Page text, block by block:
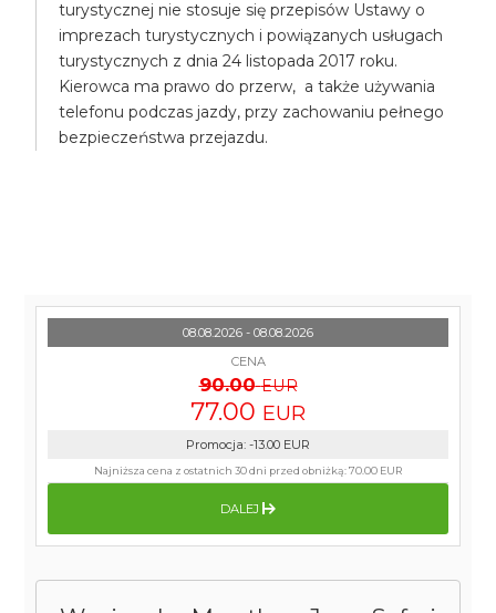
turystycznej nie stosuje się przepisów Ustawy o
imprezach turystycznych i powiązanych usługach
turystycznych z dnia 24 listopada 2017 roku.
Kierowca ma prawo do przerw, a także używania
telefonu podczas jazdy, przy zachowaniu pełnego
bezpieczeństwa przejazdu.
08.08.2026 - 08.08.2026
CENA
90.00 EUR
77.00 EUR
Promocja: -13.00 EUR
Najniższa cena z ostatnich 30 dni przed obniżką:70.00 EUR
DALEJ